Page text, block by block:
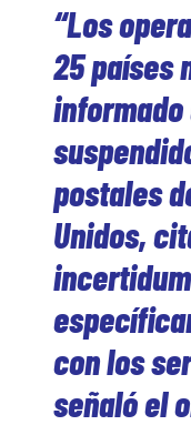
“Los
25 países
informado
postales
Unidos,
con los
señaló el